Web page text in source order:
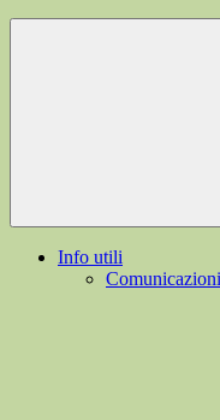
Info utili